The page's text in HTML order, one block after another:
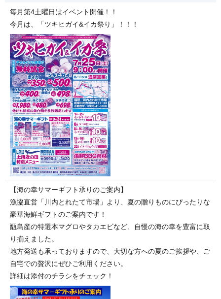
毎月第4土曜日はイベント開催！！
今月は、「ツキヒガイ&イカ祭り」！！！
【海の幸サマーギフト承りのご案内】
漁協直営「川内とれたて市場」より、夏の贈りものにぴったりな
豪華海鮮ギフトのご案内です！
甑島産の特選本マグロやタカエビなど、自慢の海の幸を豊富に取
り揃えました。
地方発送も承っておりますので、大切な方への夏のご挨拶や、ご
自宅での贅沢にぜひご利用ください。
詳細は添付のチラシをチェック！